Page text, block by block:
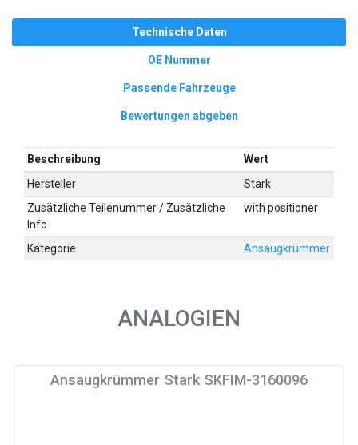
Technische Daten
OE Nummer
Passende Fahrzeuge
Bewertungen abgeben
Beschreibung
Wert
Hersteller
Stark
Zusätzliche Teilenummer / Zusätzliche
Info
with positioner
Kategorie Ansaugkrümmer
ANALOGIEN
Ansaugkrümmer Stark SKFIM-3160096